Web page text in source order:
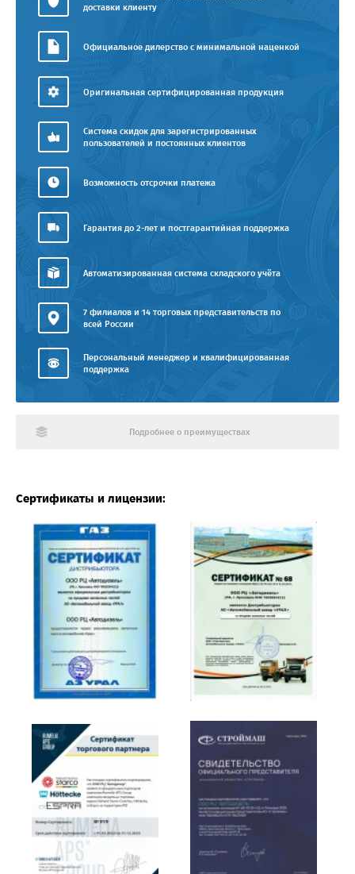
доставки клиенту
Официальное дилерство с минимальной наценкой
Оригинальная сертифицированная продукция
Система скидок для зарегистрированных
пользователей и постоянных клиентов
Возможность отсрочки платежа
Гарантия до 2-лет и постгарантийная поддержка
Автоматизированная система складского учёта
7 филиалов и 14 торговых представительств по
всей России
Персональный менеджер и квалифицированная
поддержка
Подробнее о преимуществах
Сертификаты и лицензии: